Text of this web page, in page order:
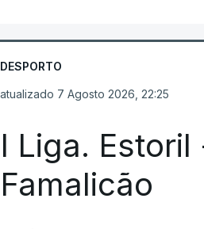
DESPORTO
atualizado 7 Agosto 2026, 22:25
I Liga. Estoril
Famalicão